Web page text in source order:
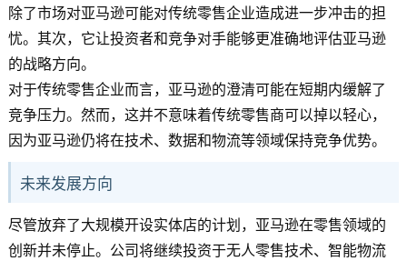
除了市场对亚马逊可能对传统零售企业造成进一步冲击的担
忧。其次，它让投资者和竞争对手能够更准确地评估亚马逊
的战略方向。
对于传统零售企业而言，亚马逊的澄清可能在短期内缓解了
竞争压力。然而，这并不意味着传统零售商可以掉以轻心，
因为亚马逊仍将在技术、数据和物流等领域保持竞争优势。
未来发展方向
尽管放弃了大规模开设实体店的计划，亚马逊在零售领域的
创新并未停止。公司将继续投资于无人零售技术、智能物流